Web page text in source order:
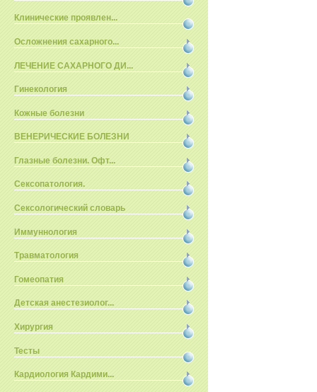
Клинические проявлен...
Осложнения сахарного...
ЛЕЧЕНИЕ САХАРНОГО ДИ...
Гинекология
Кожные болезни
ВЕНЕРИЧЕСКИЕ БОЛЕЗНИ
Глазные болезни. Офт...
Сексопатология.
Сексологический словарь
Иммуннология
Травматология
Гомеопатия
Детская анестезиолог...
Хирургия
Тесты
Кардиология Кардими...